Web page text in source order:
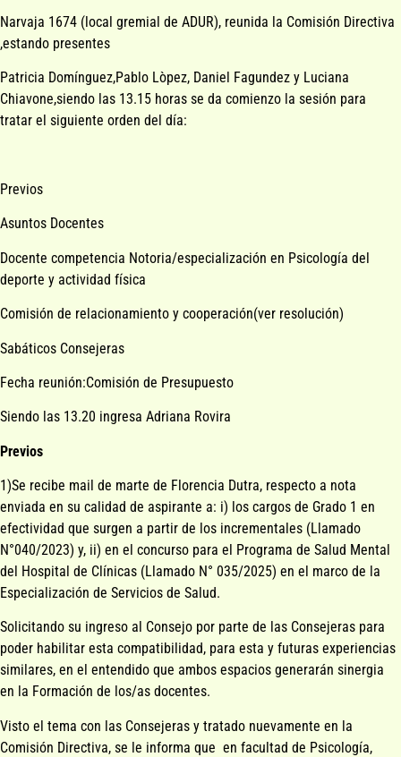
Narvaja 1674 (local gremial de ADUR), reunida la Comisión Directiva
,estando presentes
Patricia Domínguez,Pablo Lòpez, Daniel Fagundez y Luciana
Chiavone,siendo las 13.15 horas se da comienzo la sesión para
tratar el siguiente orden del día:
Previos
Asuntos Docentes
Docente competencia Notoria/especialización en Psicología del
deporte y actividad física
Comisión de relacionamiento y cooperación(ver resolución)
Sabáticos Consejeras
Fecha reunión:Comisión de Presupuesto
Siendo las 13.20 ingresa Adriana Rovira
Previos
1)Se recibe mail de marte de Florencia Dutra, respecto a nota
enviada en su calidad de aspirante a: i) los cargos de Grado 1 en
efectividad que surgen a partir de los incrementales (Llamado
N°040/2023) y, ii) en el concurso para el Programa de Salud Mental
del Hospital de Clínicas (Llamado N° 035/2025) en el marco de la
Especialización de Servicios de Salud.
Solicitando su ingreso al Consejo por parte de las Consejeras para
poder habilitar esta compatibilidad, para esta y futuras experiencias
similares, en el entendido que ambos espacios generarán sinergia
en la Formación de los/as docentes.
Visto el tema con las Consejeras y tratado nuevamente en la
Comisión Directiva, se le informa que en facultad de Psicología,